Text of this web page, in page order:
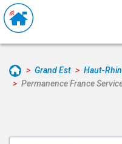
Grand Est Haut-Rhin
Permanence France